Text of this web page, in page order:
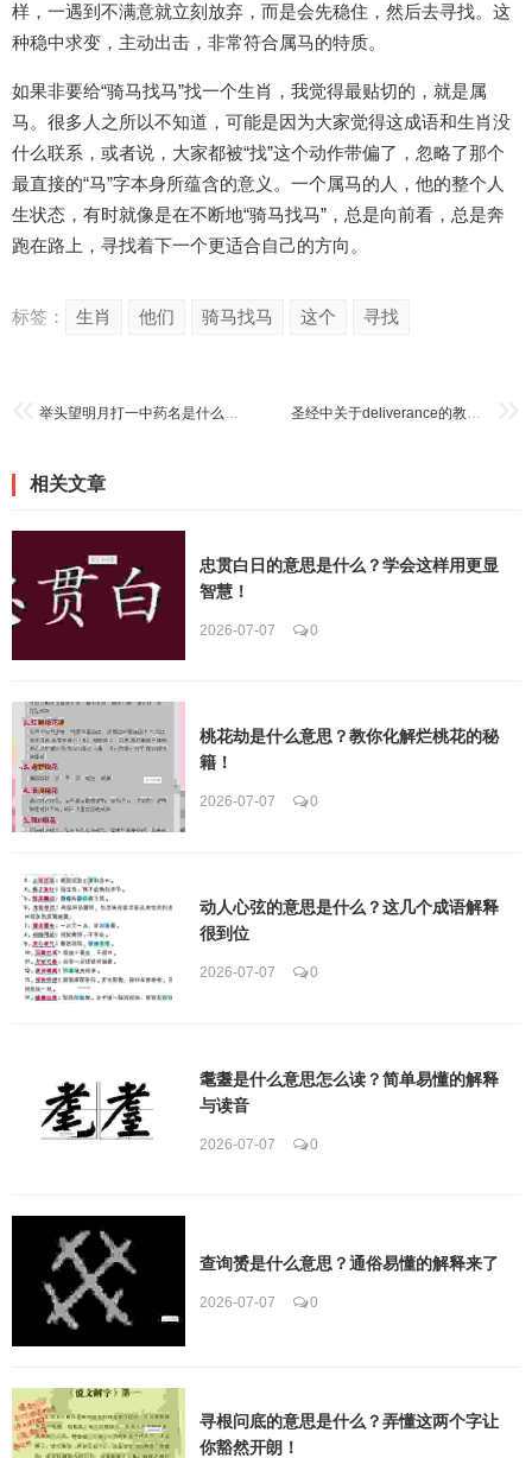
样，一遇到不满意就立刻放弃，而是会先稳住，然后去寻找。这
种稳中求变，主动出击，非常符合属马的特质。
如果非要给“骑马找马”找一个生肖，我觉得最贴切的，就是属
马。很多人之所以不知道，可能是因为大家觉得这成语和生肖没
什么联系，或者说，大家都被“找”这个动作带偏了，忽略了那个
最直接的“马”字本身所蕴含的意义。一个属马的人，他的整个人
生状态，有时就像是在不断地“骑马找马”，总是向前看，总是奔
跑在路上，寻找着下一个更适合自己的方向。
标签： 生肖 他们 骑马找马 这个 寻找
举头望明月打一中药名是什么？这个谜底其实很简单！ 圣经中关于deliverance的教导，找回真正的自由人生
相关文章
忠贯白日的意思是什么？学会这样用更显
智慧！
2026-07-07 0
桃花劫是什么意思？教你化解烂桃花的秘
籍！
2026-07-07 0
动人心弦的意思是什么？这几个成语解释
很到位
2026-07-07 0
耄耋是什么意思怎么读？简单易懂的解释
与读音
2026-07-07 0
查询赟是什么意思？通俗易懂的解释来了
2026-07-07 0
寻根问底的意思是什么？弄懂这两个字让
你豁然开朗！